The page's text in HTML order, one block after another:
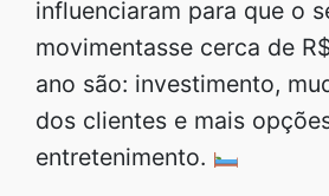
influenciaram para que o
movimentasse cerca de
ano são: investimento,
dos clientes e mais
entretenimento.